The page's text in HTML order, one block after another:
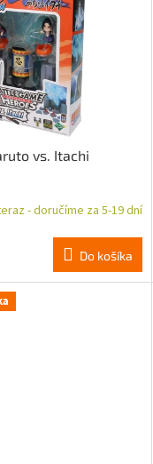
vs. Itachi
- doručíme za 5-19 dní
Do košíka